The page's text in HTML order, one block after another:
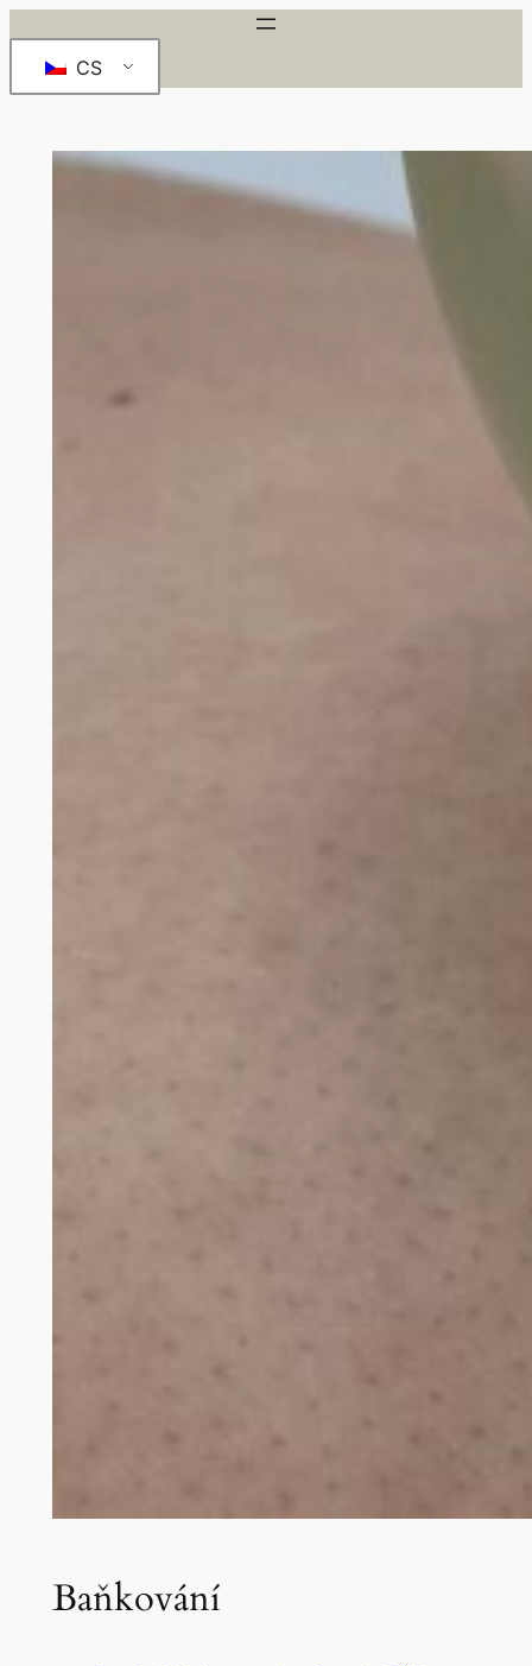
CS
Baňkování